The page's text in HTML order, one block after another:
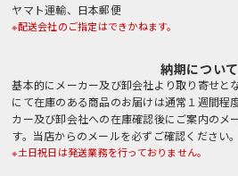
ヤマト運輸、日本郵便
※配送会社のご指定はできかねます。
納期について
基本的にメーカー及び卸会社より取り寄せと
にて在庫のある商品のお届けは通常１週間程
カー及び卸会社への在庫確認後にご案内のメ
す。当店からのメールを必ずご確認ください。
※土日祝日は発送業務を行っておりません。